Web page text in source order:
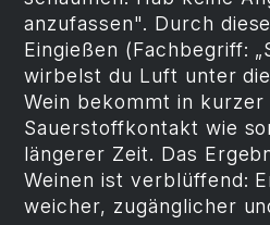
anzufassen". Durch
Eingießen (Fachbegriff:
wirbelst du Luft unter
Wein bekommt in kurzer
Sauerstoffkontakt wie
längerer Zeit. Das
Weinen ist verblüffend:
weicher, zugänglicher